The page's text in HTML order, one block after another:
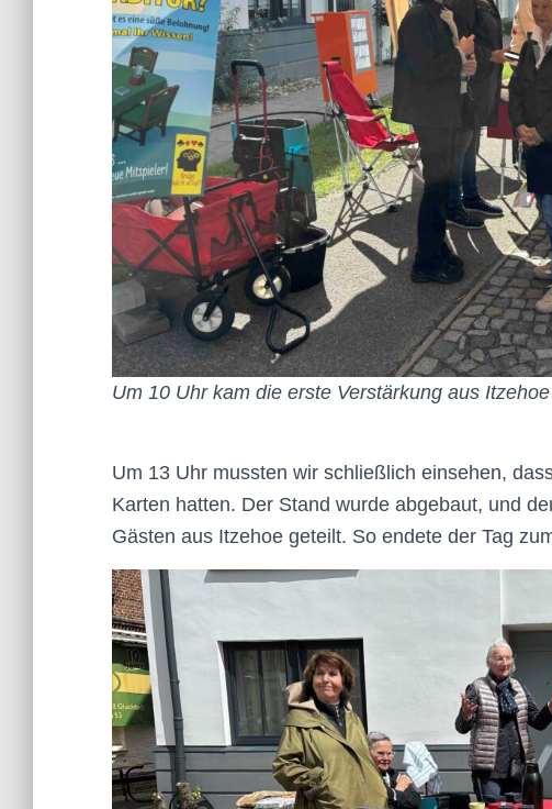
Um 10 Uhr kam die erste Verstärkung aus Itzehoe
Um 13 Uhr mussten wir schließlich einsehen,
Karten hatten. Der Stand wurde abgebaut, und
Gästen aus Itzehoe geteilt. So endete der Tag